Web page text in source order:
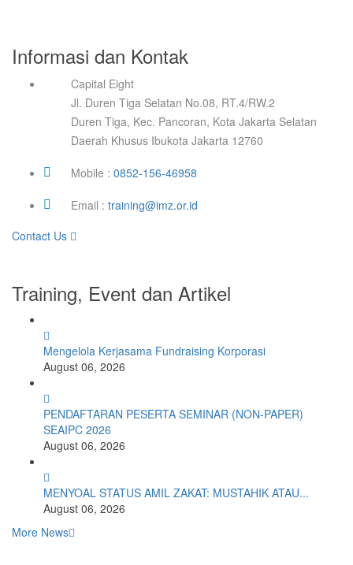
Informasi dan Kontak
Capital Eight
Jl. Duren Tiga Selatan No.08, RT.4/RW.2
Duren Tiga, Kec. Pancoran, Kota Jakarta Selatan
Daerah Khusus Ibukota Jakarta 12760
Mobile : 0852-156-46958
Email : training@imz.or.id
Contact Us
Training, Event dan Artikel
Mengelola Kerjasama Fundraising Korporasi
August 06, 2026
PENDAFTARAN PESERTA SEMINAR (NON-PAPER)
SEAIPC 2026
August 06, 2026
MENYOAL STATUS AMIL ZAKAT: MUSTAHIK ATAU...
August 06, 2026
More News